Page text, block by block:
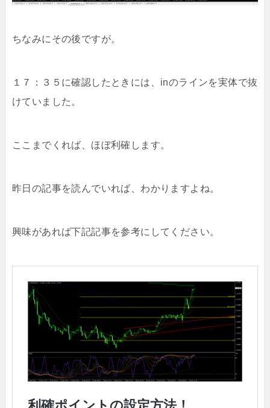
ちなみにその後ですが。
１７：３５に確認したときには、inのラインを実体で抜
けていました。
ここまでくれば、ほぼ利確します。
昨日の記事を読んでいれば、わかりますよね。
興味があれば下記記事を参考にしてください。